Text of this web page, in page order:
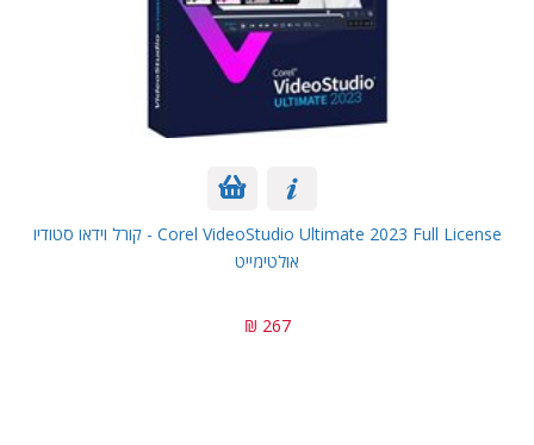
Corel VideoStudio Ultimate 2023 Full License - קורל וידאו סטודיו
אולטימייט
267 ₪